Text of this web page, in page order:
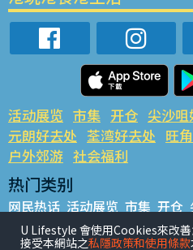
活动展览 市集 开仓 尖沙
元朗好去处 荃湾好去处 旺
户外郊游 社会福利
热门类别
网民热话 活动展览 市集 开仓
铜锣湾好去处 元朗好去处 荃
餐厅情报 户外郊游
U Lifestyle 會使用Cookies來改
接受本網站之私隱政策和使用條款